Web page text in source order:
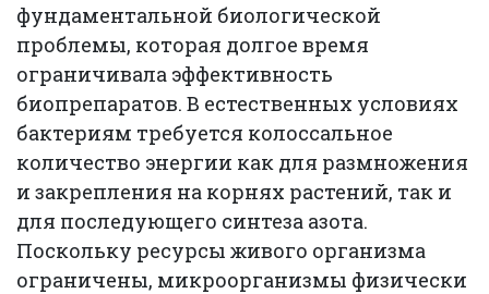
фундаментальной биологической
проблемы, которая долгое время
ограничивала эффективность
биопрепаратов. В естественных условиях
бактериям требуется колоссальное
количество энергии как для размножения
и закрепления на корнях растений, так и
для последующего синтеза азота.
Поскольку ресурсы живого организма
ограничены, микроорганизмы физически